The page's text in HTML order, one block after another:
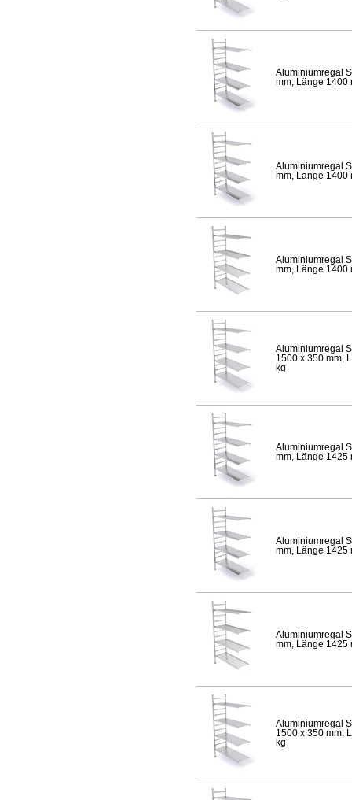
Aluminiumregal
mm, Länge 1400
Aluminiumregal
mm, Länge 1400
Aluminiumregal
mm, Länge 1400
Aluminiumregal
1500 x 350 mm,
kg
Aluminiumregal
mm, Länge 1425
Aluminiumregal
mm, Länge 1425
Aluminiumregal
mm, Länge 1425
Aluminiumregal
1500 x 350 mm,
kg